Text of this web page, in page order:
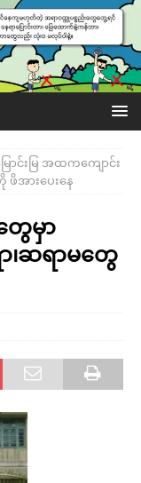
ောင်းမြ အထကကျောင်း
အားပေးနေ
ေမှာ
ဆရာမတွေ